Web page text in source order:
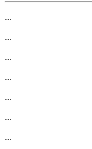
...
...
...
...
...
...
...